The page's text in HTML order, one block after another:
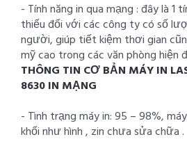
- Tính năng in qua mạng : đây là 1
thiếu đối với các công ty có số
người, giúp tiết kiệm thơi gian
mỹ cao trong các văn phòng hiện
THÔNG TIN CƠ BẢN MÁY IN
8630 IN MẠNG
- Tình trạng máy in: 95 – 98%,
khối như hình , zin chưa sửa chữa .